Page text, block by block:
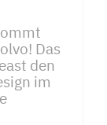
Das
den
im